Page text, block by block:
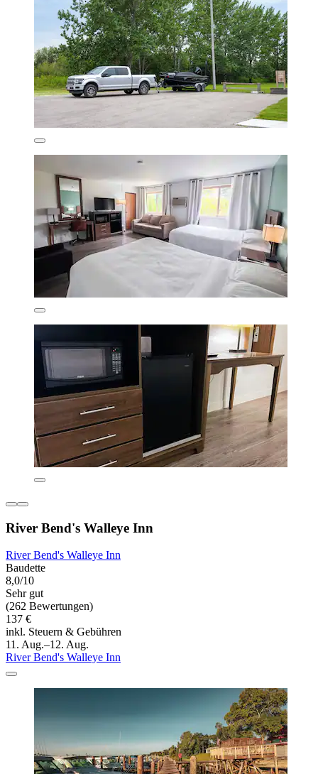
River Bend's Walleye Inn
River Bend's Walleye Inn
Baudette
8,0/10
Sehr gut
(262 Bewertungen)
137 €
inkl. Steuern & Gebühren
11. Aug.–12. Aug.
River Bend's Walleye Inn